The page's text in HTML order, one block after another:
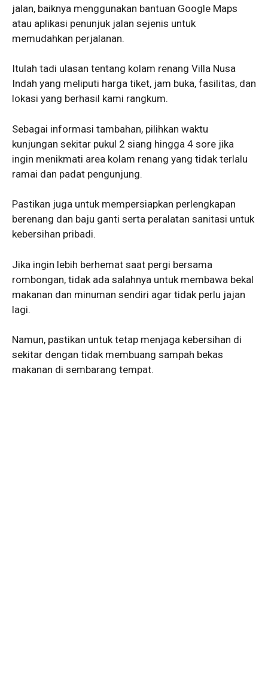
jalan, baiknya menggunakan bantuan Google Maps
atau aplikasi penunjuk jalan sejenis untuk
memudahkan perjalanan.
Itulah tadi ulasan tentang kolam renang Villa Nusa
Indah yang meliputi harga tiket, jam buka, fasilitas, dan
lokasi yang berhasil kami rangkum.
Sebagai informasi tambahan, pilihkan waktu
kunjungan sekitar pukul 2 siang hingga 4 sore jika
ingin menikmati area kolam renang yang tidak terlalu
ramai dan padat pengunjung.
Pastikan juga untuk mempersiapkan perlengkapan
berenang dan baju ganti serta peralatan sanitasi untuk
kebersihan pribadi.
Jika ingin lebih berhemat saat pergi bersama
rombongan, tidak ada salahnya untuk membawa bekal
makanan dan minuman sendiri agar tidak perlu jajan
lagi.
Namun, pastikan untuk tetap menjaga kebersihan di
sekitar dengan tidak membuang sampah bekas
makanan di sembarang tempat.